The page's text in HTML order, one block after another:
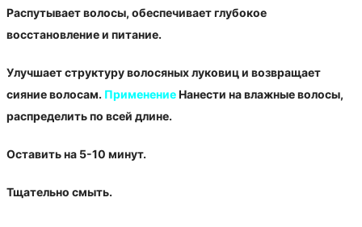
Распутывает волосы, обеспечивает глубокое
восстановление и питание.
Улучшает структуру волосяных луковиц и возвращает
сияние волосам. ПрименениеНанести на влажные волосы,
распределить по всей длине.
Оставить на 5-10 минут.
Тщательно смыть.